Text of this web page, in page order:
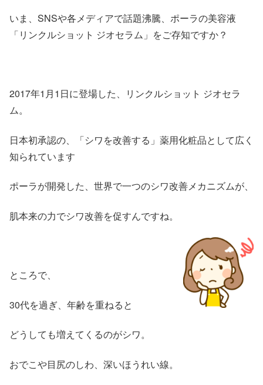
いま、SNSや各メディアで話題沸騰、ポーラの美容液
「リンクルショット ジオセラム」をご存知ですか？
2017年1月1日に登場した、リンクルショット ジオセラ
ム。
日本初承認の、「シワを改善する」薬用化粧品として広く
知られています
ポーラが開発した、世界で一つのシワ改善メカニズムが、
肌本来の力でシワ改善を促すんですね。
ところで、
30代を過ぎ、年齢を重ねると
どうしても増えてくるのがシワ。
おでこや目尻のしわ、深いほうれい線。